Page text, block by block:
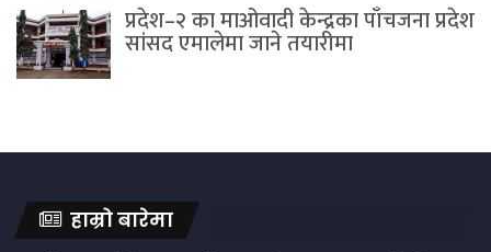
प्रदेश–२ का माओवादी केन्द्रका पाँचजना प्रदेश
सांसद एमालेमा जाने तयारीमा
हाम्रो बारेमा